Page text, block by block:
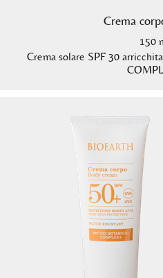
Crema
150
Crema solare SPF 30